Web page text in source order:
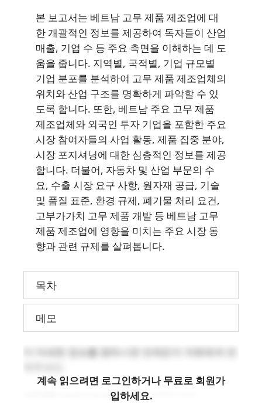
본 보고서는 베트남 고무 제품 제조업에 대
한 개괄적인 정보를 제공하여 독자들이 산업
매출, 기업 수 등 주요 측면을 이해하는 데 도
움을 줍니다. 지역별, 국적별, 기업 규모별
기업 분포를 분석하여 고무 제품 제조업체의
위치와 산업 구조를 명확하게 파악할 수 있
도록 합니다. 또한, 베트남 주요 고무 제품
제조업체와 외국인 투자 기업을 포함한 주요
시장 참여자들의 사업 활동, 제품 집중 분야,
시장 포지셔닝에 대한 심층적인 정보를 제공
합니다. 더불어, 자동차 및 산업 부문의 수
요, 수출 시장 요구 사항, 원자재 공급, 기술
및 품질 표준, 환경 규제, 폐기물 처리 요건,
고부가가치 고무 제품 개발 등 베트남 고무
제품 제조업에 영향을 미치는 주요 시장 동
향과 관련 규제를 살펴봅니다.
목차
메모
더 자세한 정보를 원하시면 언제든지 저희에게 연
info@b-company.jp(+84) 24 3978 5165
계속 읽으려면 로그인하거나 무료로 회원가
입하세요.